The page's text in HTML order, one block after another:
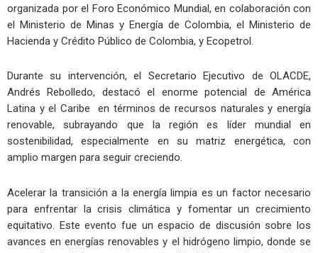
organizada por el Foro Económico Mundial, en colaboración con
el Ministerio de Minas y Energía de Colombia, el Ministerio de
Hacienda y Crédito Público de Colombia, y Ecopetrol.
Durante su intervención, el Secretario Ejecutivo de OLACDE,
Andrés Rebolledo, destacó el enorme potencial de América
Latina y el Caribe en términos de recursos naturales y energía
renovable, subrayando que la región es líder mundial en
sostenibilidad, especialmente en su matriz energética, con
amplio margen para seguir creciendo.
Acelerar la transición a la energía limpia es un factor necesario
para enfrentar la crisis climática y fomentar un crecimiento
equitativo. Este evento fue un espacio de discusión sobre los
avances en energías renovables y el hidrógeno limpio, donde se